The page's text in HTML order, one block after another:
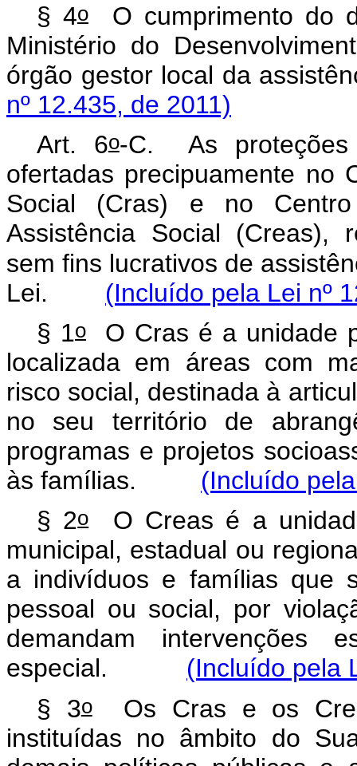
§ 4oO cumprimento do
Ministério do
órgão gestor local da
nº 12.435, de 2011)
Art. 6o-C.As
ofertadas precipuamente no
Social (Cras) e no
Assistência Social (Creas),
sem fins lucrativos de
Lei. (Incluído pela Lei nº
§ 1o O Cras é a unidade
localizada em áreas com
risco social, destinada à
no seu território de
programas e projetos
às famílias. (Incluído
§ 2oO Creas é a
municipal, estadual ou
a indivíduos e famílias que
pessoal ou social, por
demandam intervenções
especial.
(Incluído pela
§ 3oOs Cras e os
instituídas no âmbito do